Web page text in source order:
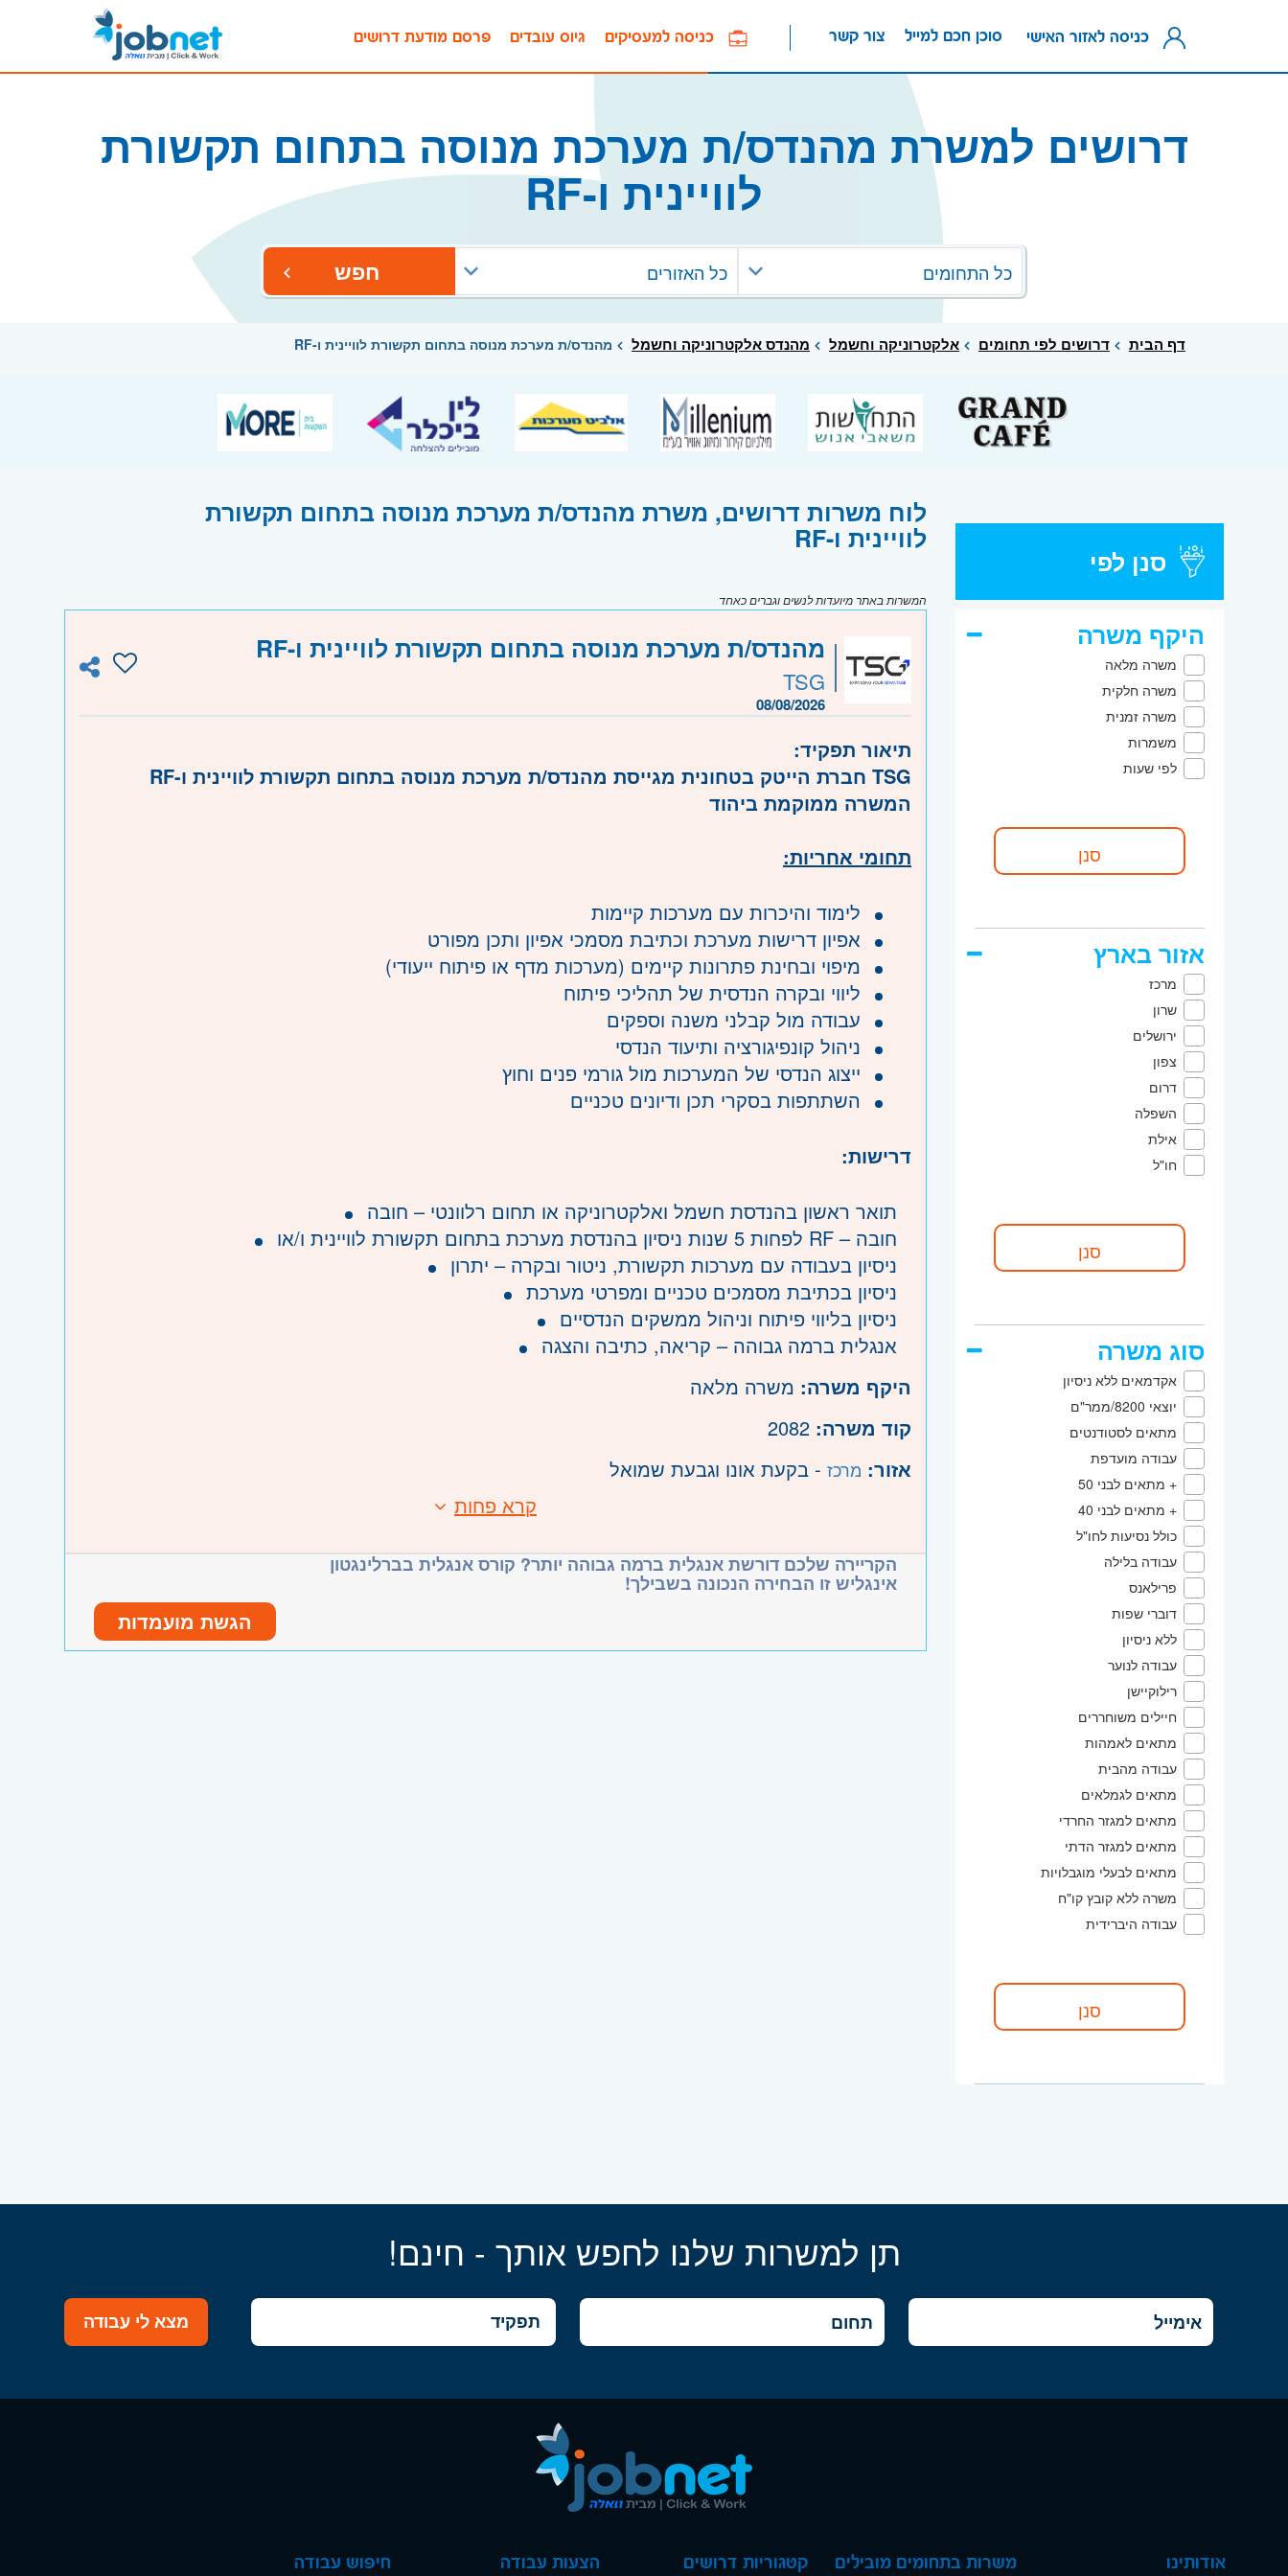
פרסם מודעת דרושים גיוס עובדים כניסה למעסיקים צור קשר סוכן חכם למייל כניסה לאזור האישי
דרושים למשרת מהנדס/ת מערכת מנוסה בתחום תקשורת
לוויינית ו-RF
כל התחומים כל האזורים חפש
דף הבית דרושים לפי תחומים אלקטרוניקה וחשמל מהנדס אלקטרוניקה וחשמל מהנדס/ת מערכת מנוסה בתחום תקשורת לוויינית ו-RF
סנן לפי
היקף משרה
משרה מלאה
משרה חלקית
משרה זמנית
משמרות
לפי שעות
אזור בארץ
מרכז
שרון
ירושלים
צפון
דרום
השפלה
אילת
חו"ל
סוג משרה
אקדמאים ללא ניסיון
יוצאי 8200/ממר"ם
מתאים לסטודנטים
עבודה מועדפת
+ מתאים לבני 50
+ מתאים לבני 40
כולל נסיעות לחו"ל
עבודה בלילה
פרילאנס
דוברי שפות
ללא ניסיון
עבודה לנוער
רילוקיישן
חיילים משוחררים
מתאים לאמהות
עבודה מהבית
מתאים לגמלאים
מתאים למגזר החרדי
מתאים למגזר הדתי
מתאים לבעלי מוגבלויות
משרה ללא קובץ קו"ח
עבודה היברידית
לוח משרות דרושים, משרת מהנדס/ת מערכת מנוסה בתחום תקשורת
לוויינית ו-RF
המשרות באתר מיועדות לנשים וגברים כאחד
מהנדס/ת מערכת מנוסה בתחום תקשורת לוויינית ו-RF
TSG
08/08/2026
תיאור תפקיד:
TSG חברת הייטק בטחונית מגייסת מהנדס/ת מערכת מנוסה בתחום תקשורת לוויינית ו-RF
המשרה ממוקמת ביהוד
תחומי אחריות:
לימוד והיכרות עם מערכות קיימות
אפיון דרישות מערכת וכתיבת מסמכי אפיון ותכן מפורט
מיפוי ובחינת פתרונות קיימים (מערכות מדף או פיתוח ייעודי)
ליווי ובקרה הנדסית של תהליכי פיתוח
עבודה מול קבלני משנה וספקים
ניהול קונפיגורציה ותיעוד הנדסי
ייצוג הנדסי של המערכות מול גורמי פנים וחוץ
השתתפות בסקרי תכן ודיונים טכניים
דרישות:
תואר ראשון בהנדסת חשמל ואלקטרוניקה או תחום רלוונטי – חובה
לפחות 5 שנות ניסיון בהנדסת מערכת בתחום תקשורת לוויינית ו/או RF – חובה
ניסיון בעבודה עם מערכות תקשורת, ניטור ובקרה – יתרון
ניסיון בכתיבת מסמכים טכניים ומפרטי מערכת
ניסיון בליווי פיתוח וניהול ממשקים הנדסיים
אנגלית ברמה גבוהה – קריאה, כתיבה והצגה
היקף משרה: משרה מלאה
קוד משרה:
אזור: מרכז - בקעת אונו וגבעת שמואל
קרא פחות
הקריירה שלכם דורשת אנגלית ברמה גבוהה יותר? קורס אנגלית בברלינגטון
אינגליש זו הבחירה הנכונה בשבילך!
הגשת מועמדות
תן למשרות שלנו לחפש אותך - חינם!
מצא לי עבודה
אודותינו משרות בתחומים מובילים קטגוריות דרושים הצעות עבודה חיפוש עבודה